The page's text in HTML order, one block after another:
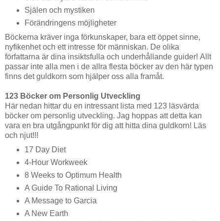
Själen och mystiken
Förändringens möjligheter
Böckerna kräver inga förkunskaper, bara ett öppet sinne,
nyfikenhet och ett intresse för människan. De olika
författarna är dina insiktsfulla och underhållande guider! Allt
passar inte alla men i de allra flesta böcker av den här typen
finns det guldkorn som hjälper oss alla framåt.
123 Böcker om Personlig Utveckling
Här nedan hittar du en intressant lista med 123 läsvärda
böcker om personlig utveckling. Jag hoppas att detta kan
vara en bra utgångpunkt för dig att hitta dina guldkorn! Läs
och njut!!!
17 Day Diet
4-Hour Workweek
8 Weeks to Optimum Health
A Guide To Rational Living
A Message to Garcia
A New Earth